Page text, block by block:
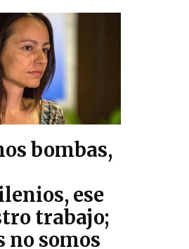
bombas,
ese
trabajo;
no somos